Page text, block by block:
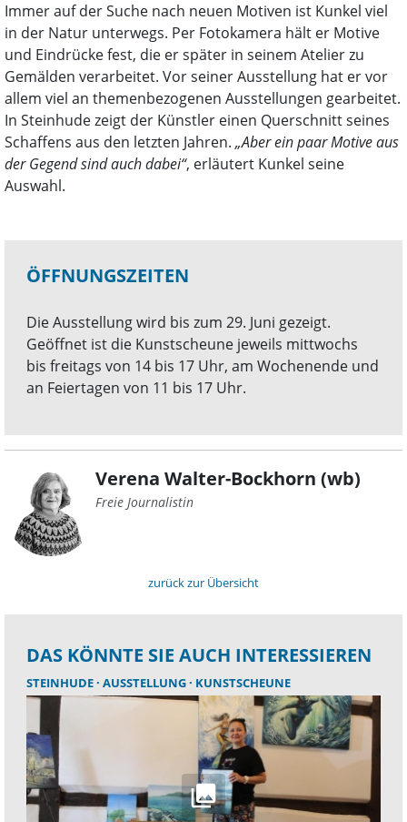
Immer auf der Suche nach neuen Motiven ist Kunkel viel
in der Natur unterwegs. Per Fotokamera hält er Motive
und Eindrücke fest, die er später in seinem Atelier zu
Gemälden verarbeitet. Vor seiner Ausstellung hat er vor
allem viel an themenbezogenen Ausstellungen gearbeitet.
In Steinhude zeigt der Künstler einen Querschnitt seines
Schaffens aus den letzten Jahren. „Aber ein paar Motive aus
der Gegend sind auch dabei“, erläutert Kunkel seine
Auswahl.
ÖFFNUNGSZEITEN
Die Ausstellung wird bis zum 29. Juni gezeigt.
Geöffnet ist die Kunstscheune jeweils mittwochs
bis freitags von 14 bis 17 Uhr, am Wochenende und
an Feiertagen von 11 bis 17 Uhr.
Verena Walter-Bockhorn (wb)
Freie Journalistin
zurück zur Übersicht
DAS KÖNNTE SIE AUCH INTERESSIEREN
STEINHUDE AUSSTELLUNG KUNSTSCHEUNE